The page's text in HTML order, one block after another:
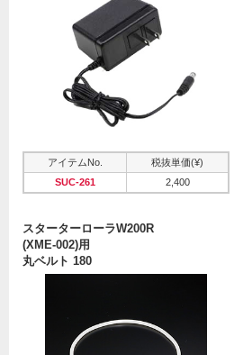
アイテムNo.
税抜単価(¥)
SUC-261
2,400
スターターローラW200R
(XME-002)用
丸ベルト 180